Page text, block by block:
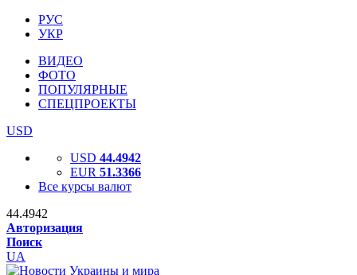
РУС
УКР
ВИДЕО
ФОТО
ПОПУЛЯРНЫЕ
СПЕЦПРОЕКТЫ
USD
USD 44.4942
EUR 51.3366
Все курсы валют
44.4942
Авторизация
Поиск
UA